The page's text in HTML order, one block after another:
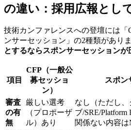
の違い：採用広報とし
技術カンファレンスへの登壇には「
ンサーセッション」の2種類がありま
とするならスポンサーセッションが
項目
CFP（一般公
募セッショ
ン）
スポン
審査
の有
無
厳しい選考
（プロポーザ
ル）あり
なし（ただし
ブ/SRE/Platform
関係ない内容は